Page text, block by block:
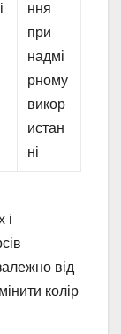
ння
при
надмі
рному
викор
истан
ні
і
від
колір